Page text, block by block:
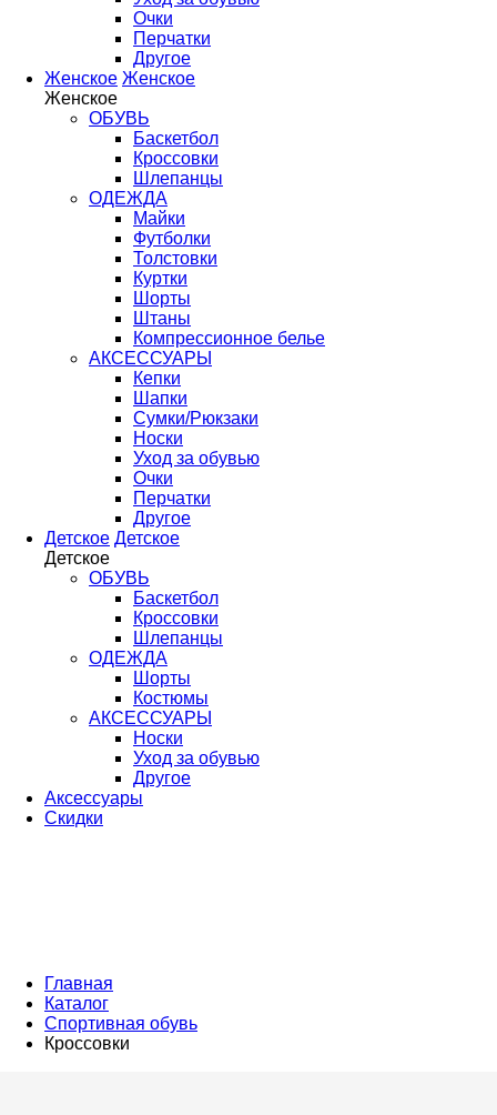
Очки
Перчатки
Другое
Женское Женское
Женское
ОБУВЬ
Баскетбол
Кроссовки
Шлепанцы
ОДЕЖДА
Майки
Футболки
Толстовки
Куртки
Шорты
Штаны
Компрессионное белье
АКСЕССУАРЫ
Кепки
Шапки
Сумки/Рюкзаки
Носки
Уход за обувью
Очки
Перчатки
Другое
Детское Детское
Детское
ОБУВЬ
Баскетбол
Кроссовки
Шлепанцы
ОДЕЖДА
Шорты
Костюмы
АКСЕССУАРЫ
Носки
Уход за обувью
Другое
Аксессуары
Скидки
Главная
Каталог
Спортивная обувь
Кроссовки